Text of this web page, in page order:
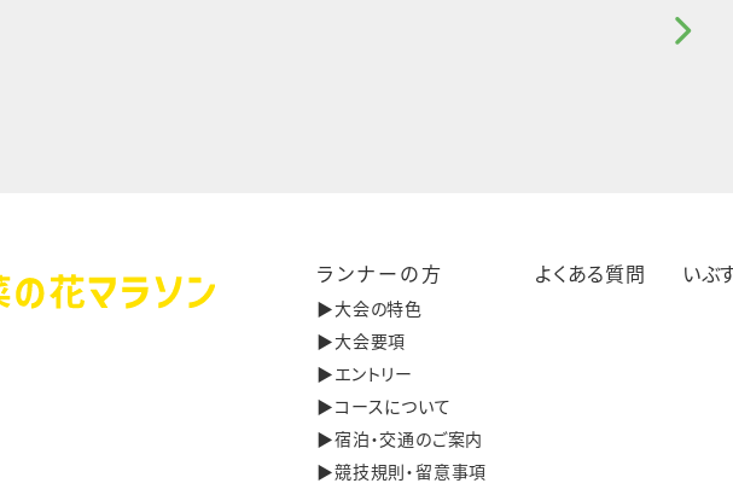
ランナーの方
▶︎大会の特色
▶︎大会要項
▶︎エントリー
▶︎コースについて
▶︎宿泊・交通のご案内
▶︎競技規則・留意事項
よくある質問 いぶ